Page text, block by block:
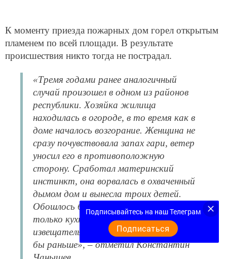
К моменту приезда пожарных дом горел открытым
пламенем по всей площади. В результате
происшествия никто тогда не пострадал.
«Тремя годами ранее аналогичный
случай произошел в одном из районов
республики. Хозяйка жилища
находилась в огороде, в то время как в
доме началось возгорание. Женщина не
сразу почувствовала запах гари, ветер
уносил его в противоположную
сторону. Сработал материнский
инстинкт, она ворвалась в охваченный
дымом дом и вынесла троих детей.
Обошлось без жертв, пострадала
только кухня. Однако будь у нее в доме
извещатель, сигнал о возгорании возник
бы раньше», – отметил Константин
Подписывайтесь на наш Телеграм
Подписаться